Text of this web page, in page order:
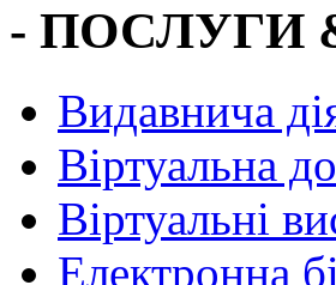
- ПОСЛУГИ
Видавнича
Віртуальна
Віртуальні
Електронна